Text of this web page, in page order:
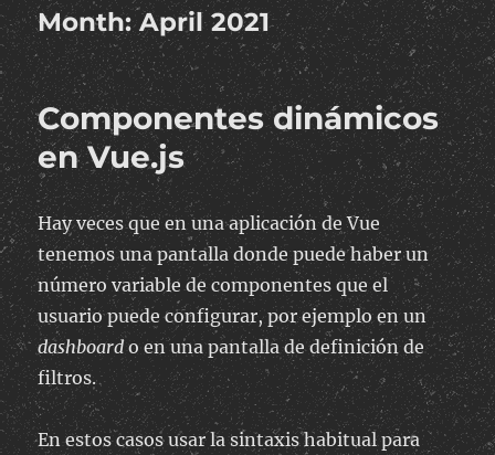
Month:April 2021
Componentes dinámicos
en Vue.js
Hay veces que en una aplicación de Vue
tenemos una pantalla donde puede haber un
número variable de componentes que el
usuario puede configurar, por ejemplo en un
dashboardo en una pantalla de definición de
filtros.
En estos casos usar la sintaxis habitual para